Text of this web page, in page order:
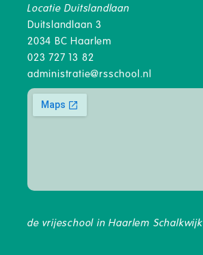
Locatie Duitslandlaan
Duitslandlaan 3
2034 BC Haarlem
023 727 13 82
administratie@rsschool.nl
de vrijeschool in Haarlem Schalkwijk